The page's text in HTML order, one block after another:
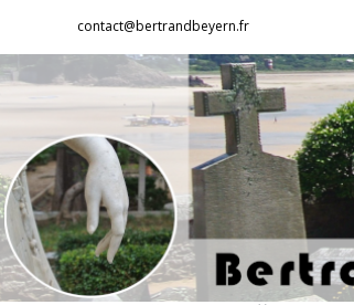
contenu
contact@bertrandbeyern.fr